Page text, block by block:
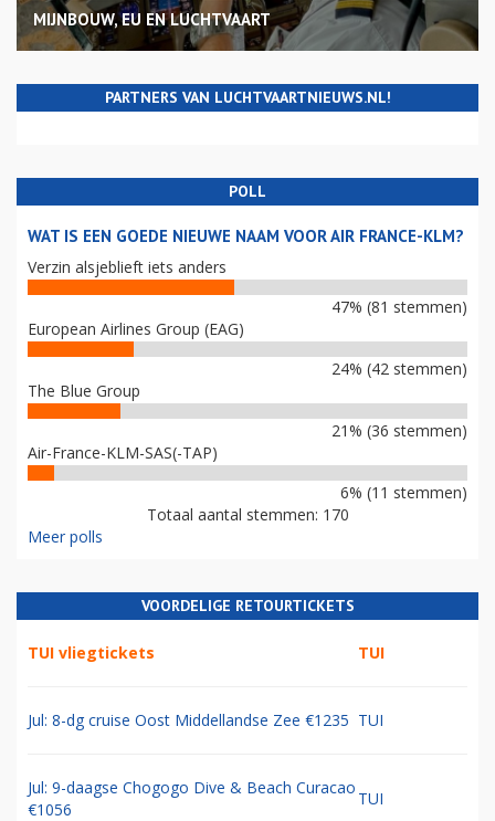
MIJNBOUW, EU EN LUCHTVAART
PARTNERS VAN LUCHTVAARTNIEUWS.NL!
POLL
WAT IS EEN GOEDE NIEUWE NAAM VOOR AIR FRANCE-KLM?
Verzin alsjeblieft iets anders
47% (81 stemmen)
European Airlines Group (EAG)
24% (42 stemmen)
The Blue Group
21% (36 stemmen)
Air-France-KLM-SAS(-TAP)
6% (11 stemmen)
Totaal aantal stemmen: 170
Meer polls
VOORDELIGE RETOURTICKETS
TUI vliegtickets TUI
Jul: 8-dg cruise Oost Middellandse Zee €1235 TUI
Jul: 9-daagse Chogogo Dive & Beach Curacao
€1056
TUI